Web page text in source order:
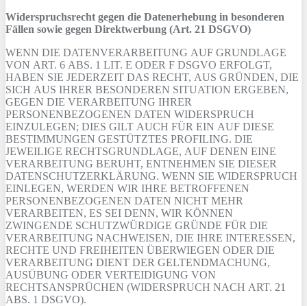
Widerspruchsrecht gegen die Datenerhebung in besonderen
Fällen sowie gegen Direktwerbung (Art. 21 DSGVO)
WENN DIE DATENVERARBEITUNG AUF GRUNDLAGE
VON ART. 6 ABS. 1 LIT. E ODER F DSGVO ERFOLGT,
HABEN SIE JEDERZEIT DAS RECHT, AUS GRÜNDEN, DIE
SICH AUS IHRER BESONDEREN SITUATION ERGEBEN,
GEGEN DIE VERARBEITUNG IHRER
PERSONENBEZOGENEN DATEN WIDERSPRUCH
EINZULEGEN; DIES GILT AUCH FÜR EIN AUF DIESE
BESTIMMUNGEN GESTÜTZTES PROFILING. DIE
JEWEILIGE RECHTSGRUNDLAGE, AUF DENEN EINE
VERARBEITUNG BERUHT, ENTNEHMEN SIE DIESER
DATENSCHUTZERKLÄRUNG. WENN SIE WIDERSPRUCH
EINLEGEN, WERDEN WIR IHRE BETROFFENEN
PERSONENBEZOGENEN DATEN NICHT MEHR
VERARBEITEN, ES SEI DENN, WIR KÖNNEN
ZWINGENDE SCHUTZWÜRDIGE GRÜNDE FÜR DIE
VERARBEITUNG NACHWEISEN, DIE IHRE INTERESSEN,
RECHTE UND FREIHEITEN ÜBERWIEGEN ODER DIE
VERARBEITUNG DIENT DER GELTENDMACHUNG,
AUSÜBUNG ODER VERTEIDIGUNG VON
RECHTSANSPRÜCHEN (WIDERSPRUCH NACH ART. 21
ABS. 1 DSGVO).